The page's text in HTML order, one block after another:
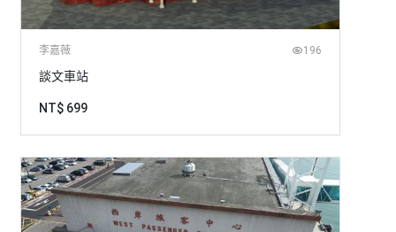
李嘉薇 196
談文車站
NT$ 699